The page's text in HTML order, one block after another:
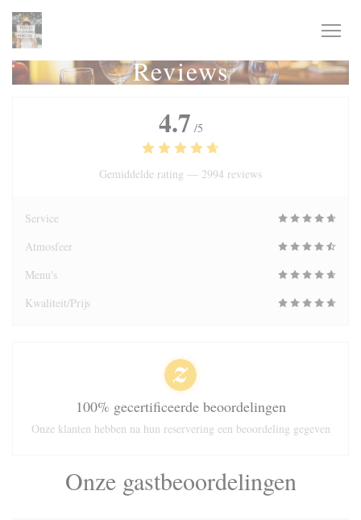
Cookies beheer paneel
Reviews
Onze gastbeoordelingen
4.7 /5
Gemiddelde rating — 2994 reviews
Service
Atmosfeer
Menu's
Kwaliteit/Prijs
100% gecertificeerde beoordelingen
Onze klanten hebben na hun reservering een beoordeling gegeven